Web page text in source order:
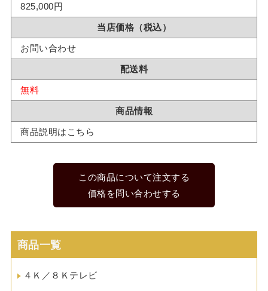
825,000円
当店価格（税込）
お問い合わせ
配送料
無料
商品情報
商品説明はこちら
この商品について注文する
価格を問い合わせする
商品一覧
４Ｋ／８Ｋテレビ